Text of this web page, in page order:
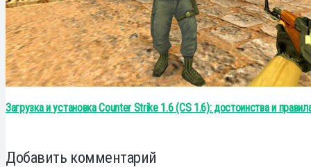
Загрузка и установка Counter Strike 1.6 (CS 1.6): достоинства и
Добавить комментарий